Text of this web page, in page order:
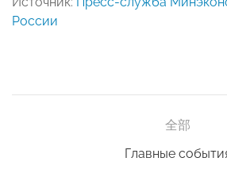
России
全部
Главные